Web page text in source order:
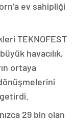
ev sahipliği
TEKNOFEST
havacılık,
ortaya
29 bin olan